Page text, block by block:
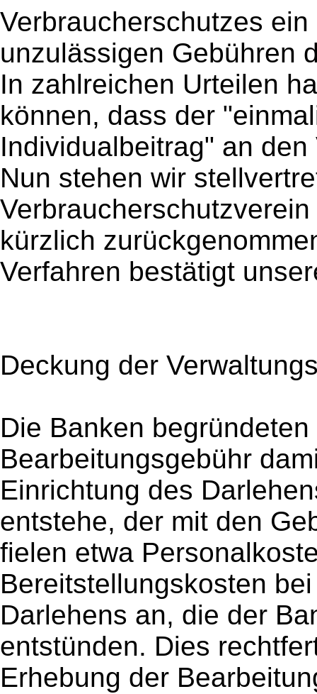
Verbraucherschutzes
unzulässigen Gebühren
In zahlreichen Urteilen
können, dass der
Individualbeitrag" an
Nun stehen wir
kürzlich
Verfahren bestätigt
Deckung der
Die Banken
Bearbeitungsgebühr
Einrichtung des
entstehe, der mit den
fielen etwa
Bereitstellungskosten
Darlehens an, die der
entstünden. Dies
Erhebung der